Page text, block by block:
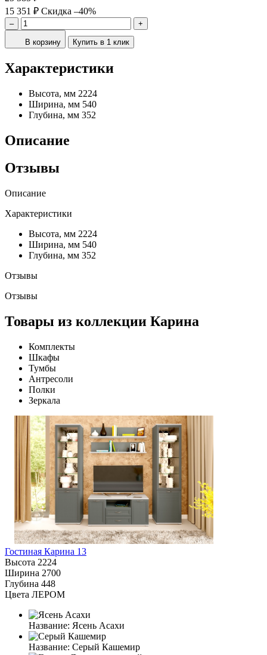
15 351 ₽ Скидка –40%
– +
В корзину Купить в 1 клик
Характеристики
Высота, мм 2224
Ширина, мм 540
Глубина, мм 352
Описание
Отзывы
Описание
Характеристики
Высота, мм 2224
Ширина, мм 540
Глубина, мм 352
Отзывы
Отзывы
Товары из коллекции Карина
Комплекты
Шкафы
Тумбы
Антресоли
Полки
Зеркала
Гостиная Карина 13
Высота 2224
Ширина 2700
Глубина 448
Цвета ЛЕРОМ
Название: Ясень Асахи
Название: Серый Кашемир